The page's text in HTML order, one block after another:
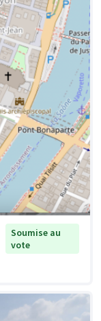
Soumise au
vote